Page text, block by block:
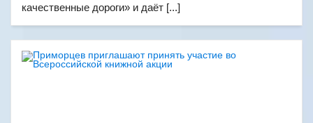
качественные дороги» и даёт [...]